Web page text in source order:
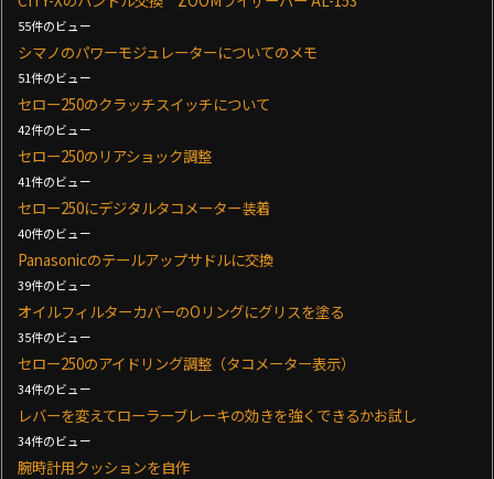
55件のビュー
シマノのパワーモジュレーターについてのメモ
51件のビュー
セロー250のクラッチスイッチについて
42件のビュー
セロー250のリアショック調整
41件のビュー
セロー250にデジタルタコメーター装着
40件のビュー
Panasonicのテールアップサドルに交換
39件のビュー
オイルフィルターカバーのOリングにグリスを塗る
35件のビュー
セロー250のアイドリング調整（タコメーター表示）
34件のビュー
レバーを変えてローラーブレーキの効きを強くできるかお試し
34件のビュー
腕時計用クッションを自作